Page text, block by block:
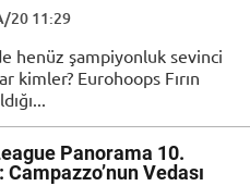
20 11:29
henüz şampiyonluk sevinci
kimler? Eurohoops Fırın
Panorama 10.
Campazzo’nun Vedası